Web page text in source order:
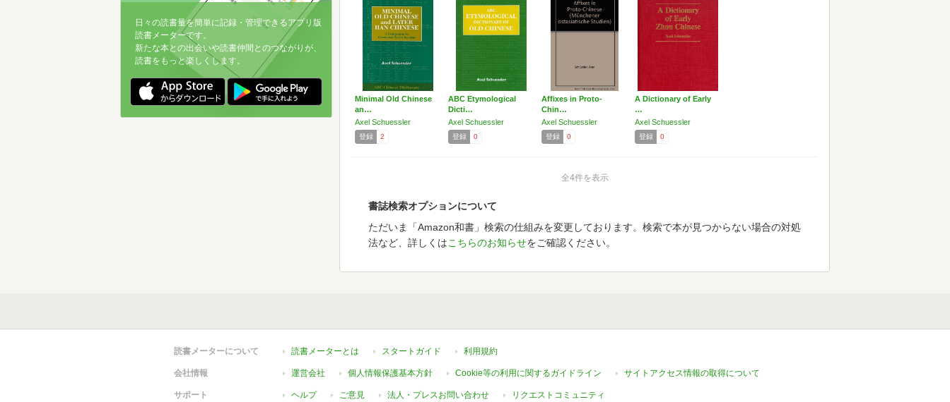
Minimal Old Chinese
an…
Axel Schuessler
登録 2
ABC Etymological
Dicti…
Axel Schuessler
登録 0
Affixes in Proto-
Chin…
Axel Schuessler
登録 0
A Dictionary of Early
…
Axel Schuessler
登録 0
全4件を表示
書誌検索オプションについて
ただいま「Amazon和書」検索の仕組みを変更しております。検索で本が見つからない場合の対処
法など、詳しくはこちらのお知らせをご確認ください。
日々の読書量を簡単に記録・管理できるアプリ版
読書メーターです。
新たな本との出会いや読書仲間とのつながりが、
読書をもっと楽しくします。
読書メーターについて 読書メーターとは スタートガイド 利用規約
会社情報 運営会社 個人情報保護基本方針 Cookie等の利用に関するガイドライン サイトアクセス情報の取得について
サポート ヘルプ ご意見 法人・プレスお問い合わせ リクエストコミュニティ